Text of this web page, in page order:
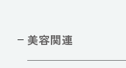
美容関連